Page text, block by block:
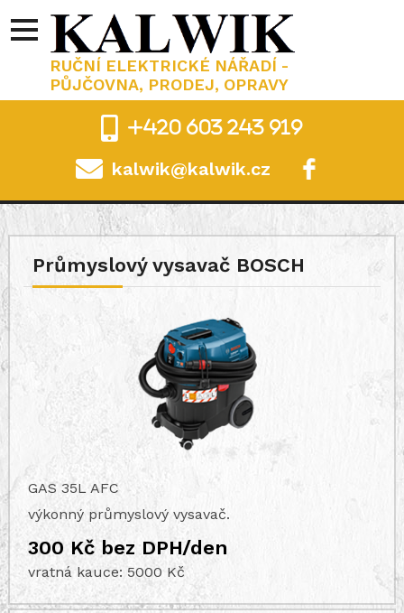
RUČNÍ ELEKTRICKÉ NÁŘADÍ -
PŮJČOVNA, PRODEJ, OPRAVY
+420 603 243 919
kalwik@kalwik.cz .
Průmyslový vysavač BOSCH
GAS 35L AFC
výkonný průmyslový vysavač.
300 Kč bez DPH/den
vratná kauce: 5000 Kč